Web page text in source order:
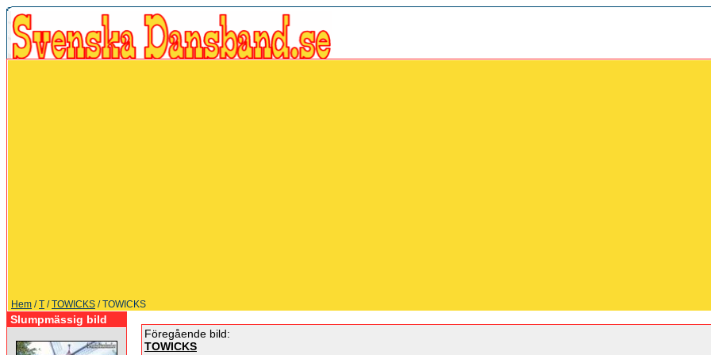
Hem /T /TOWICKS / TOWICKS
Slumpmässig bild
Föregående bild:
TOWICKS